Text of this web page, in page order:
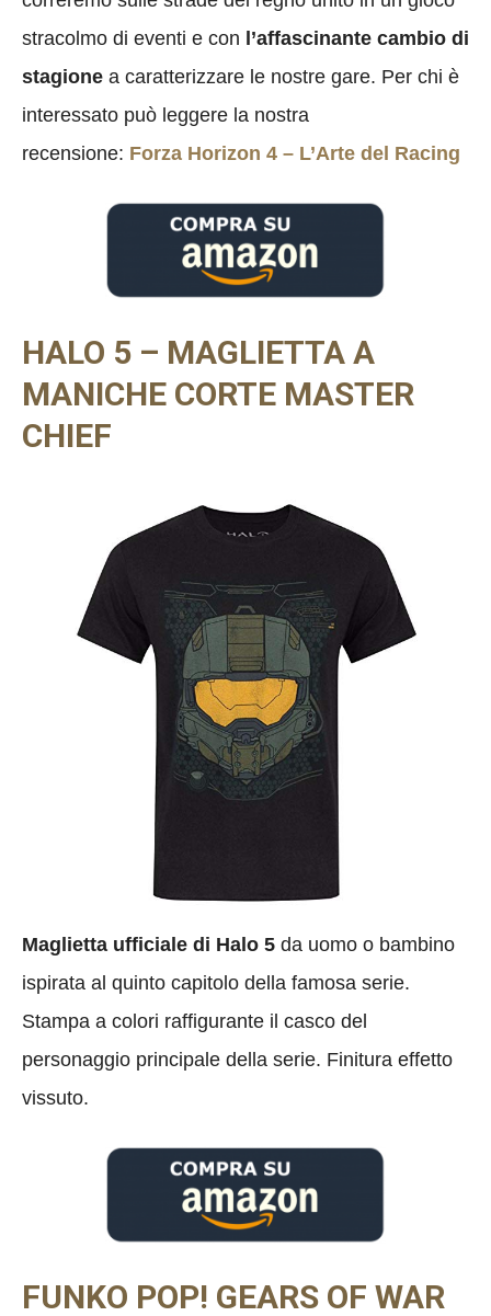
stracolmo di eventi e con l’affascinante cambio di
stagione a caratterizzare le nostre gare. Per chi è
interessato può leggere la nostra
recensione: Forza Horizon 4 – L’Arte del Racing
HALO 5 – MAGLIETTA A
MANICHE CORTE MASTER
CHIEF
Maglietta ufficiale di Halo 5 da uomo o bambino
ispirata al quinto capitolo della famosa serie.
Stampa a colori raffigurante il casco del
personaggio principale della serie. Finitura effetto
vissuto.
FUNKO POP! GEARS OF WAR